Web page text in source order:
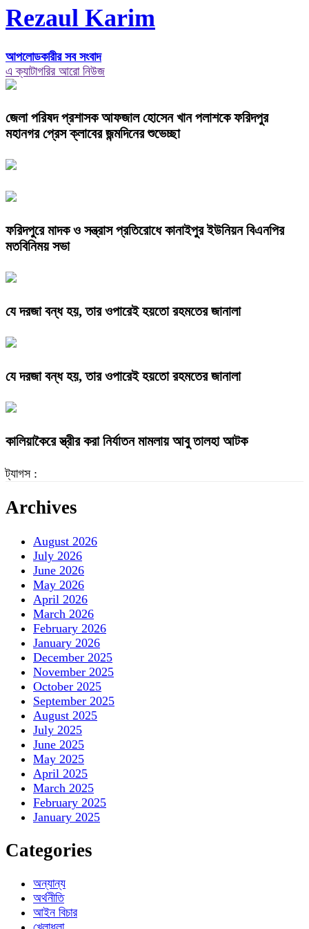
Rezaul Karim
আপলোডকারীর সব সংবাদ
এ ক্যাটাগরির আরো নিউজ
জেলা পরিষদ প্রশাসক আফজাল হোসেন খান পলাশকে ফরিদপুর
মহানগর প্রেস ক্লাবের জন্মদিনের শুভেচ্ছা
ফরিদপুরে মাদক ও সন্ত্রাস প্রতিরোধে কানাইপুর ইউনিয়ন বিএনপির
মতবিনিময় সভা
যে দরজা বন্ধ হয়, তার ওপারেই হয়তো রহমতের জানালা
যে দরজা বন্ধ হয়, তার ওপারেই হয়তো রহমতের জানালা
কালিয়াকৈরে স্ত্রীর করা নির্যাতন মামলায় আবু তালহা আটক
ট্যাগস :
Archives
August 2026
July 2026
June 2026
May 2026
April 2026
March 2026
February 2026
January 2026
December 2025
November 2025
October 2025
September 2025
August 2025
July 2025
June 2025
May 2025
April 2025
March 2025
February 2025
January 2025
Categories
অন্যান্য
অর্থনীতি
আইন বিচার